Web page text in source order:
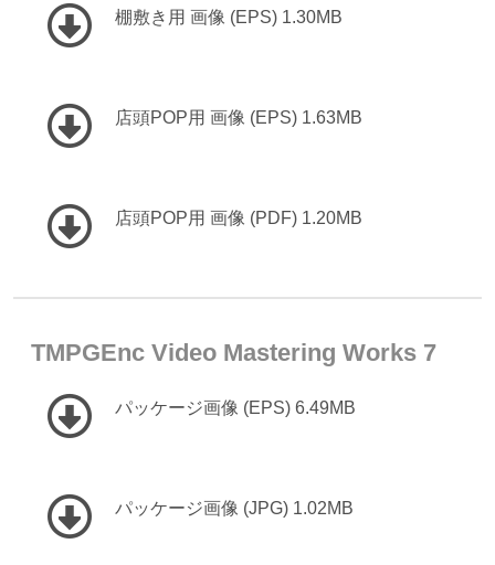
棚敷き用 画像 (EPS) 1.30MB
店頭POP用 画像 (EPS) 1.63MB
店頭POP用 画像 (PDF) 1.20MB
TMPGEnc Video Mastering Works 7
パッケージ画像 (EPS) 6.49MB
パッケージ画像 (JPG) 1.02MB